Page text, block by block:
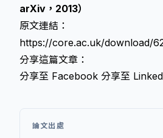
arXiv，2013）
原文連結：
https://core.ac.uk/download/
分享這篇文章：
分享至 Facebook 分享至
論文出處